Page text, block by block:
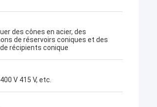
des cônes en acier, des
de réservoirs coniques et des
récipients conique
V 415 V, etc.